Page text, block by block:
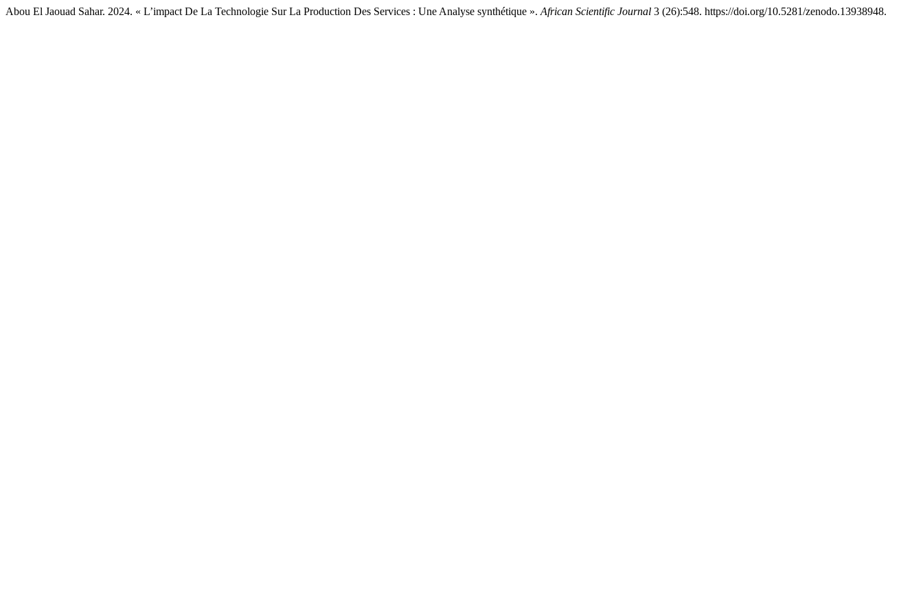
Abou El Jaouad Sahar. 2024. « L’impact De La Technologie Sur La Production Des Services : Une Analyse synthétique ». African Scientific Journal 3 (26):548. https://doi.org/10.5281/zenodo.13938948.